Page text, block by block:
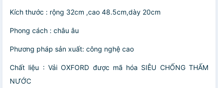
Kích thước : rộng 32cm ,cao 48.5cm,dày 20cm
Phong cách : châu âu
Phương pháp sản xuất: công nghệ cao
Chất liệu : Vải OXFORD được mã hóa SIÊU CHỐNG THẤM
NƯỚC